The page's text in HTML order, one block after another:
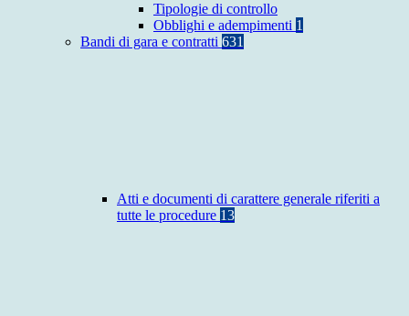
Tipologie di controllo
Obblighi e adempimenti 1
Bandi di gara e contratti 631
Atti e documenti di carattere generale riferiti a
tutte le procedure 13